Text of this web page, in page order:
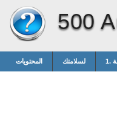
500
المحتويات لسلامتك